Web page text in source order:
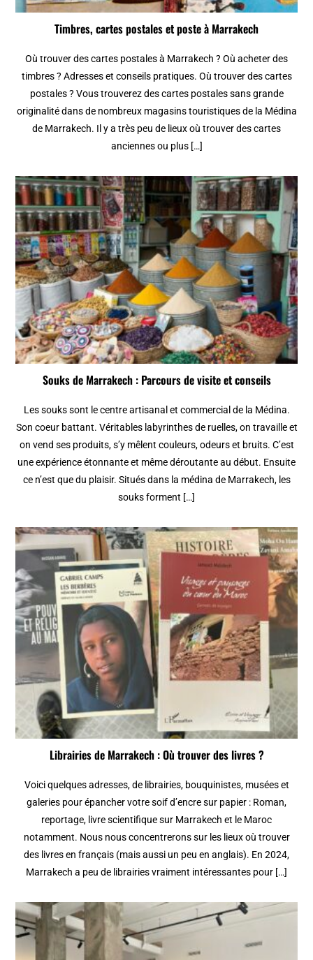
Timbres, cartes postales et poste à Marrakech
Où trouver des cartes postales à Marrakech ? Où acheter des
timbres ? Adresses et conseils pratiques. Où trouver des cartes
postales ? Vous trouverez des cartes postales sans grande
originalité dans de nombreux magasins touristiques de la Médina
de Marrakech. Il y a très peu de lieux où trouver des cartes
anciennes ou plus […]
Souks de Marrakech : Parcours de visite et conseils
Les souks sont le centre artisanal et commercial de la Médina.
Son coeur battant. Véritables labyrinthes de ruelles, on travaille et
on vend ses produits, s’y mêlent couleurs, odeurs et bruits. C’est
une expérience étonnante et même déroutante au début. Ensuite
ce n’est que du plaisir. Situés dans la médina de Marrakech, les
souks forment […]
Librairies de Marrakech : Où trouver des livres ?
Voici quelques adresses, de librairies, bouquinistes, musées et
galeries pour épancher votre soif d’encre sur papier : Roman,
reportage, livre scientifique sur Marrakech et le Maroc
notamment. Nous nous concentrerons sur les lieux où trouver
des livres en français (mais aussi un peu en anglais). En 2024,
Marrakech a peu de librairies vraiment intéressantes pour […]